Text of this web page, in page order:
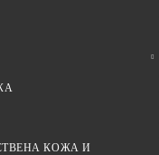
КОЖА И